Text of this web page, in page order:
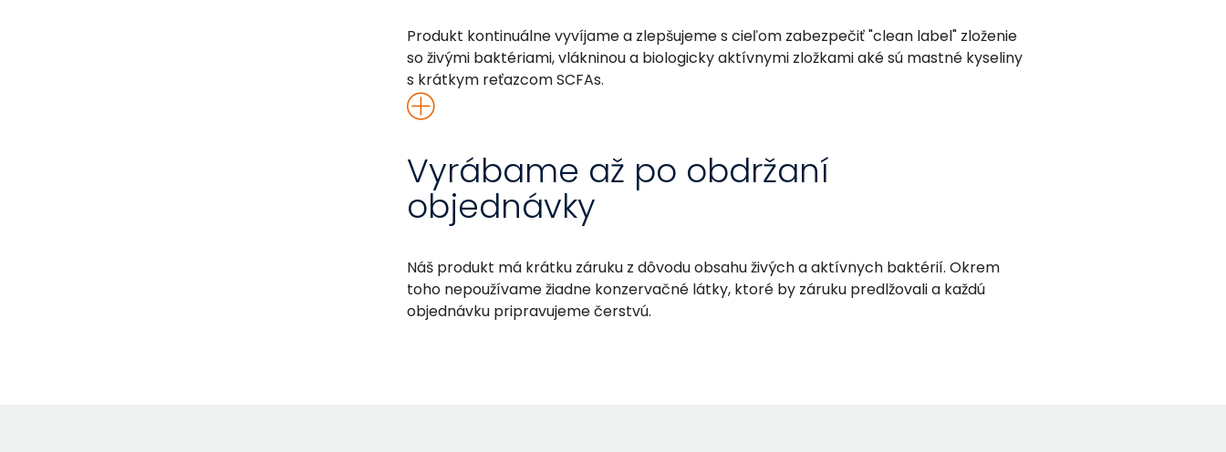
Produkt kontinuálne vyvíjame a zlepšujeme s cieľom zabezpečiť "clean label" zloženie
so živými baktériami, vlákninou a biologicky aktívnymi zložkami aké sú mastné kyseliny
s krátkym reťazcom SCFAs.
Vyrábame až po obdržaní
objednávky
Náš produkt má krátku záruku z dôvodu obsahu živých a aktívnych baktérií. Okrem
toho nepoužívame žiadne konzervačné látky, ktoré by záruku predlžovali a každú
objednávku pripravujeme čerstvú.